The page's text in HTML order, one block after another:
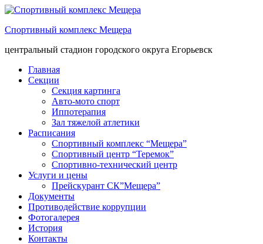
Спортивный комплекс Мещера
центральный стадион городского округа Егорьевск
Главная
Секции
Секция картинга
Авто-мото спорт
Иппотерапия
Зал тяжелой атлетики
Расписания
Спортивный комплекс “Мещера”
Спортивный центр “Теремок”
Спортивно-технический центр
Услуги и цены
Прейскурант СК”Мещера”
Документы
Противодействие коррупции
Фотогалерея
История
Контакты